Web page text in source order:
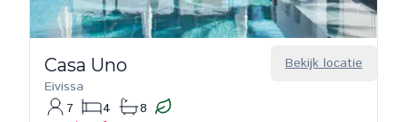
Bekijk locatie
Casa Uno
Eivissa
7
4
8